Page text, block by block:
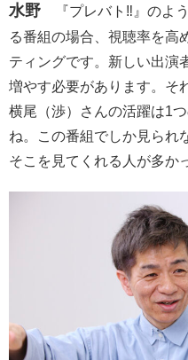
水野 『プレバト‼︎』のよ
る番組の場合、視聴率を高
ティングです。新しい出演
増やす必要があります。そ
横尾（渉）さんの活躍は1
ね。この番組でしか見られ
そこを見てくれる人が多か